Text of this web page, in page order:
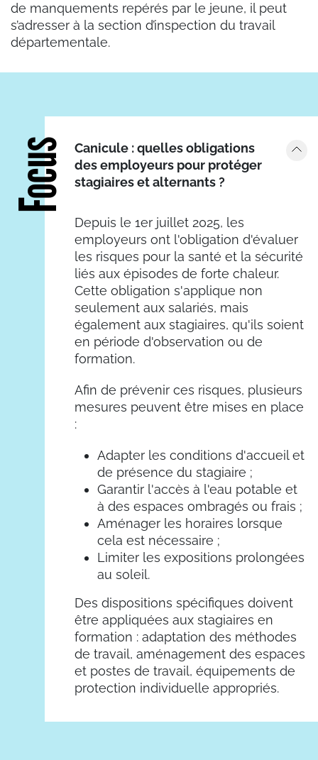
de manquements repérés par le jeune, il peut
s’adresser à la section d’inspection du travail
départementale.
Focus
Canicule : quelles obligations
des employeurs pour protéger
stagiaires et alternants ?
Depuis le 1er juillet 2025, les
employeurs ont l'obligation d'évaluer
les risques pour la santé et la sécurité
liés aux épisodes de forte chaleur.
Cette obligation s'applique non
seulement aux salariés, mais
également aux stagiaires, qu'ils soient
en période d'observation ou de
formation.
Afin de prévenir ces risques, plusieurs
mesures peuvent être mises en place
:
Adapter les conditions d'accueil et
de présence du stagiaire ;
Garantir l'accès à l'eau potable et
à des espaces ombragés ou frais ;
Aménager les horaires lorsque
cela est nécessaire ;
Limiter les expositions prolongées
au soleil.
Des dispositions spécifiques doivent
être appliquées aux stagiaires en
formation : adaptation des méthodes
de travail, aménagement des espaces
et postes de travail, équipements de
protection individuelle appropriés.